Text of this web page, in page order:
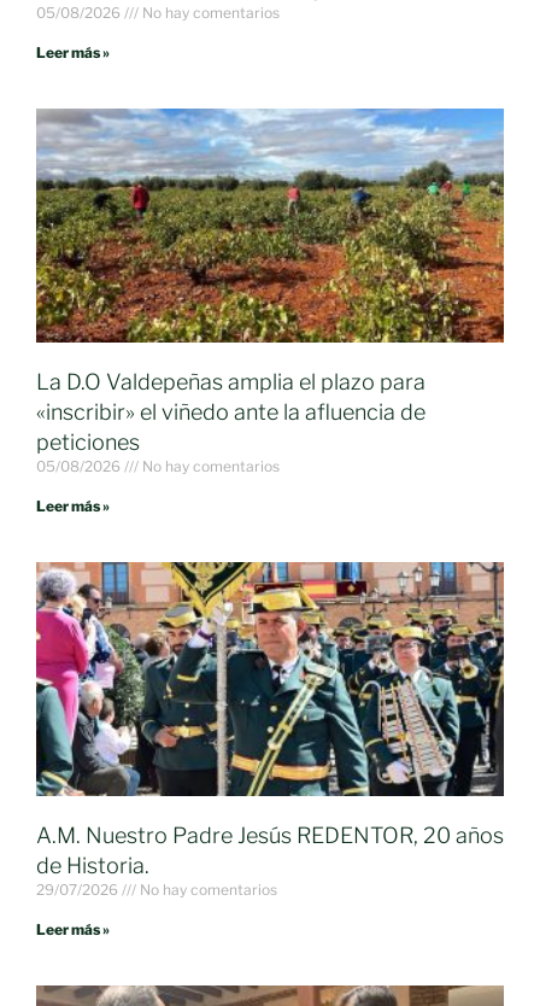
05/08/2026 No hay comentarios
Leer más »
La D.O Valdepeñas amplia el plazo para
«inscribir» el viñedo ante la afluencia de
peticiones
05/08/2026 No hay comentarios
Leer más »
A.M. Nuestro Padre Jesús REDENTOR, 20 años
de Historia.
29/07/2026 No hay comentarios
Leer más »